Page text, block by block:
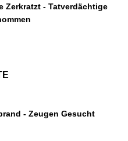
Zerkratzt - Tatverdächtige
- Zeugen Gesucht